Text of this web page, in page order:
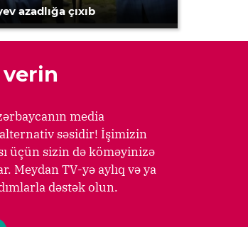
azadlığa çıxıb
media
alternativ səsidir! İşimizin
üçün sizin də köməyinizə
Meydan TV-yə aylıq və ya
dəstək olun.